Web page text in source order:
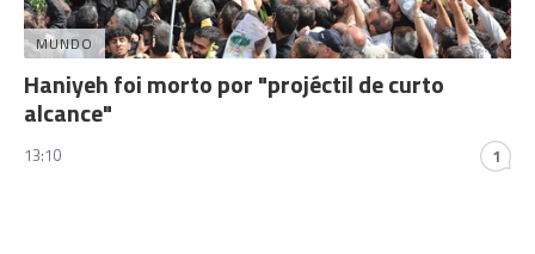
MUNDO
Haniyeh foi morto por "projéctil de curto
alcance"
13:10 1